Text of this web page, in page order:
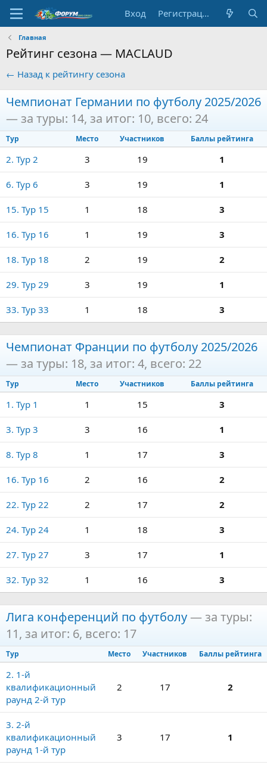
Вход Регистрация
Главная
Рейтинг сезона — MACLAUD
← Назад к рейтингу сезона
Чемпионат Германии по футболу 2025/2026
— за туры: 14, за итог: 10, всего: 24
Тур Место Участников Баллы рейтинга
2. Тур 2 3 19 1
6. Тур 6 3 19 1
15. Тур 15 1 18 3
16. Тур 16 1 19 3
18. Тур 18 2 19 2
29. Тур 29 3 19 1
33. Тур 33 1 18 3
Чемпионат Франции по футболу 2025/2026
— за туры: 18, за итог: 4, всего: 22
Тур Место Участников Баллы рейтинга
1. Тур 1 1 15 3
3. Тур 3 3 16 1
8. Тур 8 1 17 3
16. Тур 16 2 16 2
22. Тур 22 2 17 2
24. Тур 24 1 18 3
27. Тур 27 3 17 1
32. Тур 32 1 16 3
Лига конференций по футболу— за туры:
11, за итог: 6, всего: 17
Тур Место Участников Баллы рейтинга
2. 1-й
квалификационный
раунд 2-й тур
2 17 2
3. 2-й
квалификационный
раунд 1-й тур
3 17 1